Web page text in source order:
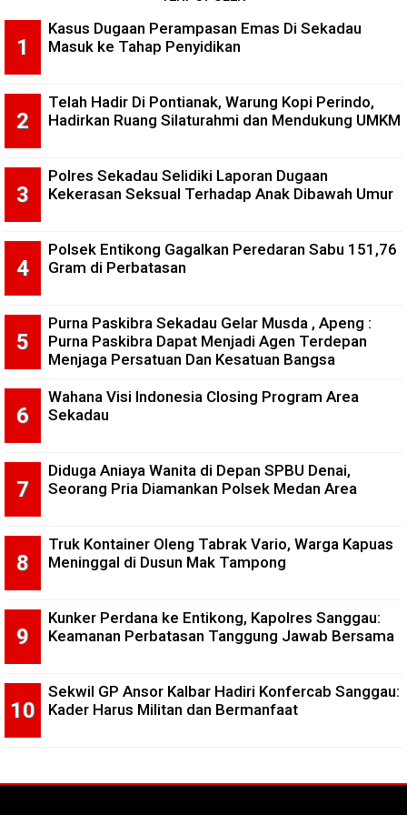
Kasus Dugaan Perampasan Emas Di Sekadau
Masuk ke Tahap Penyidikan
Telah Hadir Di Pontianak, Warung Kopi Perindo,
Hadirkan Ruang Silaturahmi dan Mendukung UMKM
Polres Sekadau Selidiki Laporan Dugaan
Kekerasan Seksual Terhadap Anak Dibawah Umur
Polsek Entikong Gagalkan Peredaran Sabu 151,76
Gram di Perbatasan
Purna Paskibra Sekadau Gelar Musda , Apeng :
Purna Paskibra Dapat Menjadi Agen Terdepan
Menjaga Persatuan Dan Kesatuan Bangsa
Wahana Visi Indonesia Closing Program Area
Sekadau
Diduga Aniaya Wanita di Depan SPBU Denai,
Seorang Pria Diamankan Polsek Medan Area
Truk Kontainer Oleng Tabrak Vario, Warga Kapuas
Meninggal di Dusun Mak Tampong
Kunker Perdana ke Entikong, Kapolres Sanggau:
Keamanan Perbatasan Tanggung Jawab Bersama
Sekwil GP Ansor Kalbar Hadiri Konfercab Sanggau:
Kader Harus Militan dan Bermanfaat